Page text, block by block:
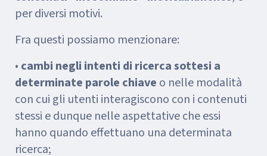
per diversi motivi.
Fra questi possiamo menzionare:
• cambi negli intenti di ricerca sottesi a
determinate parole chiave o nelle modalità
con cui gli utenti interagiscono con i contenuti
stessi e dunque nelle aspettative che essi
hanno quando effettuano una determinata
ricerca;